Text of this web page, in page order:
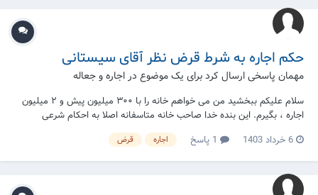
حکم اجاره به شرط قرض نظر آقای سیستانی
مهمان پاسخی ارسال کرد برای یک موضوع در اجاره و جعاله
سلام علیکم ببخشید من می خواهم خانه را با ۳۰۰ میلیون پیش و ۲ میلیون
اجاره ، بگیرم. این بنده خدا صاحب خانه متاسفانه اصلا به احکام شرعی
اعتقادی ندارد و میگوید من فقط پول برام مهم هست. الان من چگونه این
معامله را انجام بدهم که شرعی باشد؟ او اصلا "بیع شرط" را نمی فهمم و اگر
هم بفهمد...
6 خرداد 1403 اجاره قرض